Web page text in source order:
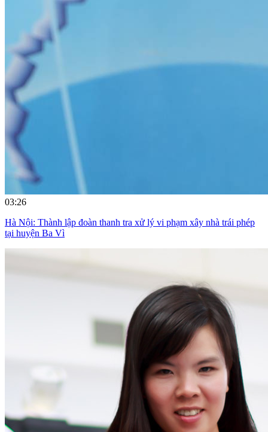
03:26
Hà Nội: Thành lập đoàn thanh tra xử lý vi phạm xây nhà trái phép
tại huyện Ba Vì